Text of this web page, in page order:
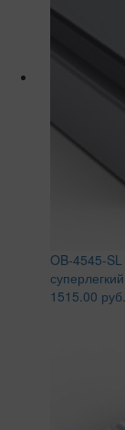
OB-4545-
1515.00 руб.